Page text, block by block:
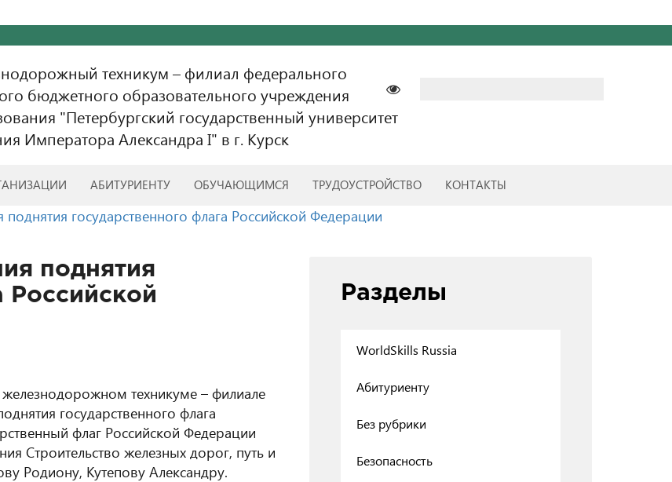
техникум – филиал федерального
бюджетного образовательного учреждения
"Петербургский государственный университет
Императора Александра I" в г. Курск
АБИТУРИЕНТУ ОБУЧАЮЩИМСЯ ТРУДОУСТРОЙСТВО КОНТАКТЫ
государственного флага Российской Федерации
поднятия
Российской
техникуме – филиале
государственного флага
флаг Российской Федерации
Строительство железных дорог, путь и
Родиону, Кутепову Александру.
Разделы
WorldSkills Russia
Абитуриенту
Без рубрики
Безопасность